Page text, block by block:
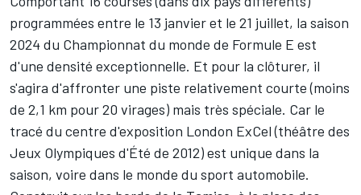
programmées entre le 13 janvier et le 21 juillet, la saison
2024 du Championnat du monde de Formule E est
d'une densité exceptionnelle. Et pour la clôturer, il
s'agira d'affronter une piste relativement courte (moins
de 2,1 km pour 20 virages) mais très spéciale. Car le
tracé du centre d'exposition London ExCel (théâtre des
Jeux Olympiques d'Été de 2012) est unique dans la
saison, voire dans le monde du sport automobile.